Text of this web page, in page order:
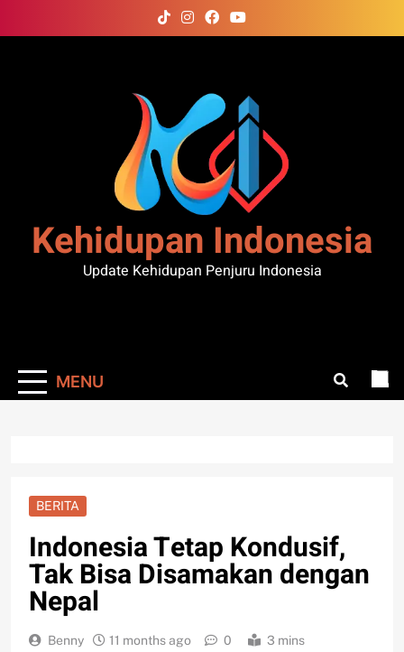
to
Kehidupan Indonesia
Update Kehidupan Penjuru Indonesia
MENU
BERITA
Indonesia Tetap Kondusif,
Tak Bisa Disamakan dengan
Nepal
Benny 11 months ago 0 3 mins